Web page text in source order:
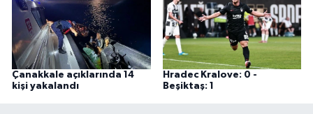
Çanakkale açıklarında 14
kişi yakalandı
Hradec Kralove: 0 -
Beşiktaş: 1